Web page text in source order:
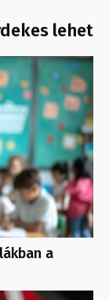
lehet
a